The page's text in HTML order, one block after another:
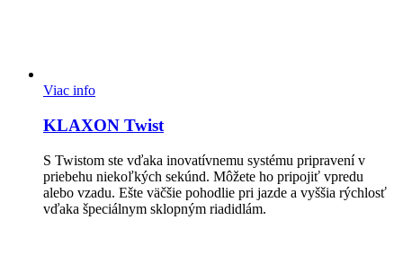
Viac info
KLAXON Twist
S Twistom ste vďaka inovatívnemu systému pripravení v
priebehu niekoľkých sekúnd. Môžete ho pripojiť vpredu
alebo vzadu. Ešte väčšie pohodlie pri jazde a vyššia rýchlosť
vďaka špeciálnym sklopným riadidlám.